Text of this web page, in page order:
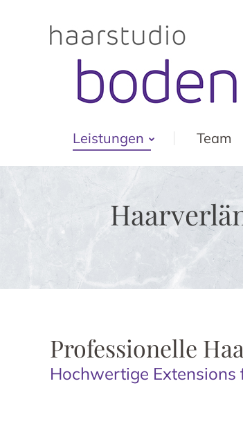
Leistungen Team
Professionelle
Hochwertige